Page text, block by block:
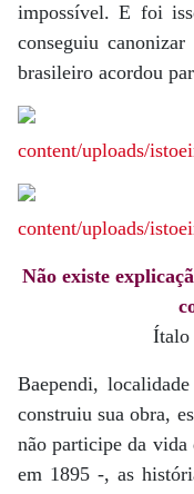
impossível. E foi
conseguiu
brasileiro acordou
Não existe
Ítalo
Baependi,
construiu sua obra,
não participe da vida
em 1895 -, as